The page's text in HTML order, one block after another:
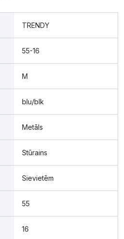
TRENDY
55-16
M
blu/blk
Metāls
Stūrains
Sievietēm
55
16